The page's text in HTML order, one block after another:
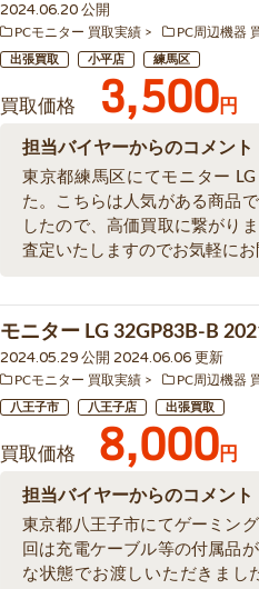
2024.06.20 公開
PCモニター 買取実績 PC周辺機器
出張買取 小平店 練馬区
買取価格 3,500円
担当バイヤーからのコメント
東京都練馬区にてモニター
た。こちらは人気がある商品
したので、高価買取に繋がり
査定いたしますのでお気軽にお
モニター LG 32GP83B-B
2024.05.29 公開 2024.06.06 更新
PCモニター 買取実績 PC周辺機器
八王子市 八王子店 出張買取
買取価格 8,000円
担当バイヤーからのコメント
東京都八王子市にてゲーミン
回は充電ケーブル等の付属品
な状態でお渡しいただきまし